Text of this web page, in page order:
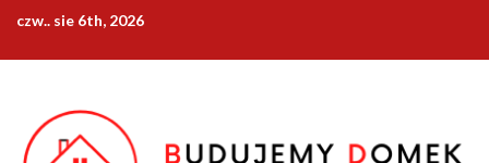
treści
czw.. sie 6th, 2026